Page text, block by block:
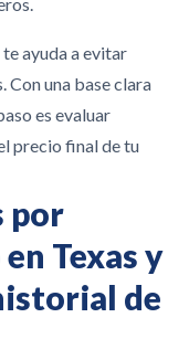
ayuda a evitar
Con una base clara
es evaluar
precio final de tu
por
Texas y
de